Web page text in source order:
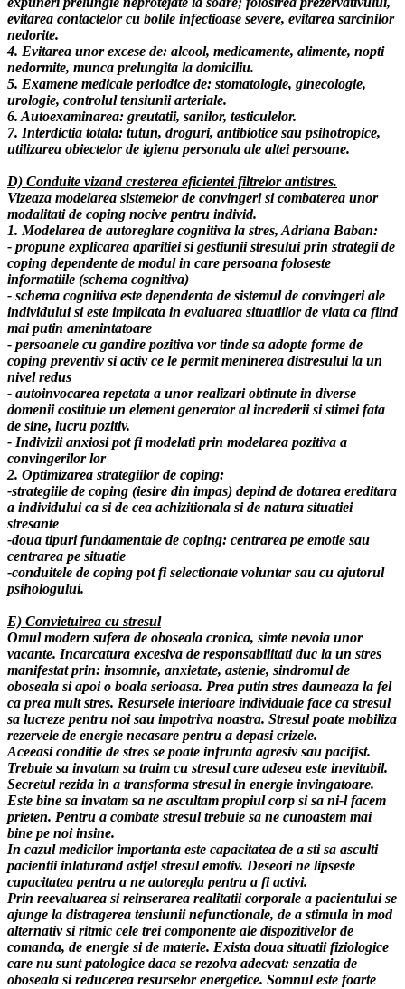
evitarea contactelor cu bolile infectioase severe, evitarea sarcinilor
nedorite.
4. Evitarea unor excese de: alcool, medicamente, alimente, nopti
nedormite, munca prelungita la domiciliu.
5. Examene medicale periodice de: stomatologie, ginecologie,
urologie, controlul tensiunii arteriale.
6. Autoexaminarea: greutatii, sanilor, testiculelor.
7. Interdictia totala: tutun, droguri, antibiotice sau psihotropice,
utilizarea obiectelor de igiena personala ale altei persoane.
D) Conduite vizand cresterea eficientei filtrelor antistres.
Vizeaza modelarea sistemelor de convingeri si combaterea unor
modalitati de coping nocive pentru individ.
1. Modelarea de autoreglare cognitiva la stres, Adriana Baban:
- propune explicarea aparitiei si gestiunii stresului prin strategii de
coping dependente de modul in care persoana foloseste
informatiile (schema cognitiva)
- schema cognitiva este dependenta de sistemul de convingeri ale
individului si este implicata in evaluarea situatiilor de viata ca fiind
mai putin amenintatoare
- persoanele cu gandire pozitiva vor tinde sa adopte forme de
coping preventiv si activ ce le permit meninerea distresului la un
nivel redus
- autoinvocarea repetata a unor realizari obtinute in diverse
domenii costituie un element generator al increderii si stimei fata
de sine, lucru pozitiv.
- Indivizii anxiosi pot fi modelati prin modelarea pozitiva a
convingerilor lor
2. Optimizarea strategiilor de coping:
-strategiile de coping (iesire din impas) depind de dotarea ereditara
a individului ca si de cea achizitionala si de natura situatiei
stresante
-doua tipuri fundamentale de coping: centrarea pe emotie sau
centrarea pe situatie
-conduitele de coping pot fi selectionate voluntar sau cu ajutorul
psihologului.
E) Convietuirea cu stresul
Omul modern sufera de oboseala cronica, simte nevoia unor
vacante. Incarcatura excesiva de responsabilitati duc la un stres
manifestat prin: insomnie, anxietate, astenie, sindromul de
oboseala si apoi o boala serioasa. Prea putin stres dauneaza la fel
ca prea mult stres. Resursele interioare individuale face ca stresul
sa lucreze pentru noi sau impotriva noastra. Stresul poate mobiliza
rezervele de energie necasare pentru a depasi crizele.
Aceeasi conditie de stres se poate infrunta agresiv sau pacifist.
Trebuie sa invatam sa traim cu stresul care adesea este inevitabil.
Secretul rezida in a transforma stresul in energie invingatoare.
Este bine sa invatam sa ne ascultam propiul corp si sa ni-l facem
prieten. Pentru a combate stresul trebuie sa ne cunoastem mai
bine pe noi insine.
In cazul medicilor importanta este capacitatea de a sti sa asculti
pacientii inlaturand astfel stresul emotiv. Deseori ne lipseste
capacitatea pentru a ne autoregla pentru a fi activi.
Prin reevaluarea si reinserarea realitatii corporale a pacientului se
ajunge la distragerea tensiunii nefunctionale, de a stimula in mod
alternativ si ritmic cele trei componente ale dispozitivelor de
comanda, de energie si de materie. Exista doua situatii fiziologice
care nu sunt patologice daca se rezolva adecvat: senzatia de
oboseala si reducerea resurselor energetice. Somnul este foarte